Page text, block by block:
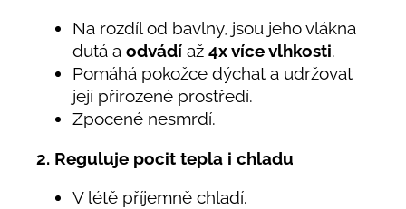
Na rozdíl od bavlny, jsou jeho vlákna
dutá a odvádí až 4x více vlhkosti.
Pomáhá pokožce dýchat a udržovat
její přirozené prostředí.
Zpocené nesmrdí.
2. Reguluje pocit tepla i chladu
V létě příjemně chladí.